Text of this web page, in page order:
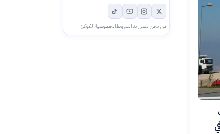
حيث
من نحناتصل بناالشروطالخصوصيةالكوكيز